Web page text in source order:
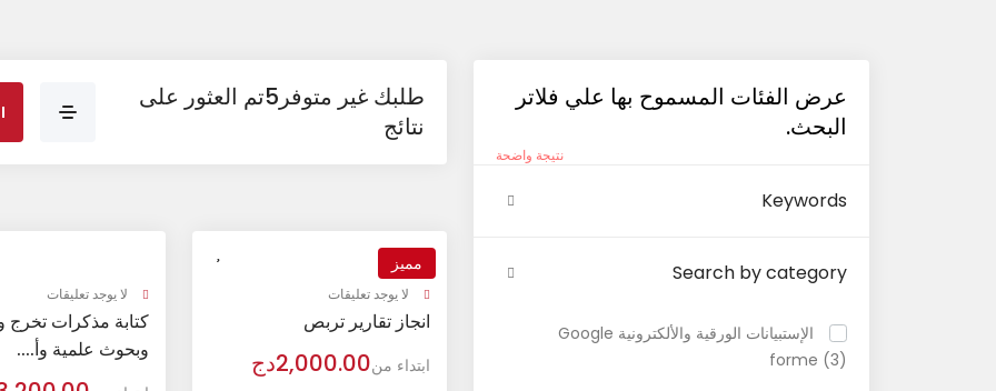
عرض الفئات المسموح بها علي فلاتر
البحث.
نتيجة واضحة
Keywords
Search by category
الإستبيانات الورقية والألكترونية Google
forme (3)
طلبك غير متوفر5تم العثور على
نتائج
مميز
لا يوجد تعليقات
انجاز تقارير تربص
ابتداء من2,000.00دج
لا يوجد تعليقات
كتابة مذكرات تخرج
وبحوث علمية وأ....